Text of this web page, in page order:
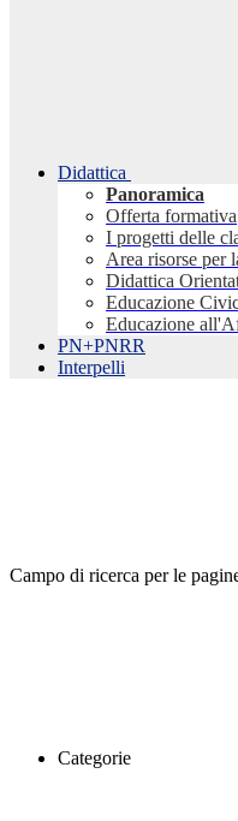
Didattica
Panoramica
Offerta formativa
I progetti delle
Area risorse per
Didattica
Educazione
Educazione
PN+PNRR
Interpelli
Campo di ricerca per le
Categorie